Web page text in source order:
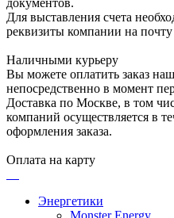
Для выставления счета
реквизиты компании на почту
Наличными курьеру
Вы можете оплатить заказ
непосредственно в момент
Доставка по Москве, в том
компаний осуществляется в
оформления заказа.
Оплата на карту
Энергетики
Monster Energy